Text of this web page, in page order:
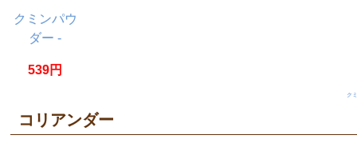
クミンパウ
ダー -
Powder
539円
ク
コリアンダー